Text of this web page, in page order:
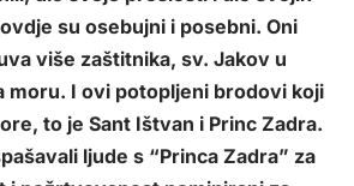
su osebujni i posebni. Oni
više zaštitnika, sv. Jakov u
moru. I ovi potopljeni brodovi koji
to je Sant Ištvan i Princ Zadra.
ljude s “Princa Zadra” za